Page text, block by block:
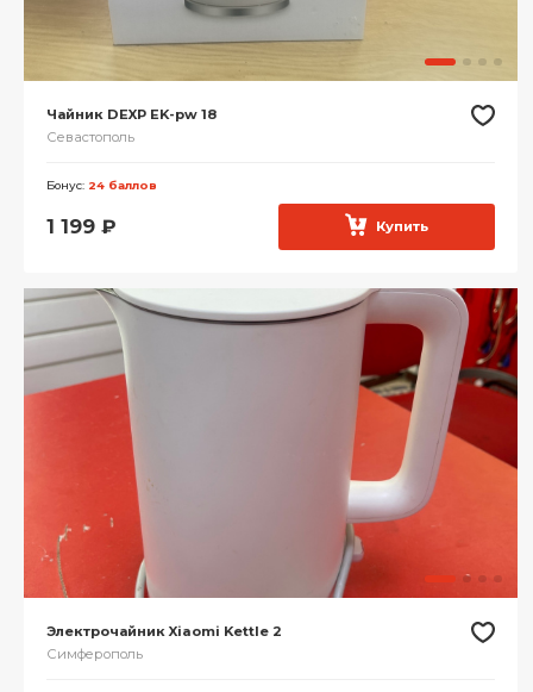
Чайник DEXP EK-pw 18
Севастополь
Бонус: 24 баллов
1 199 ₽ Купить
Электрочайник Xiaomi Kettle 2
Симферополь